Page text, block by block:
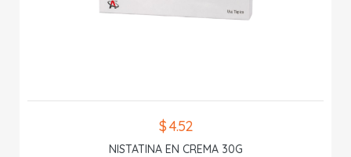
$ 4.52
NISTATINA EN CREMA 30G